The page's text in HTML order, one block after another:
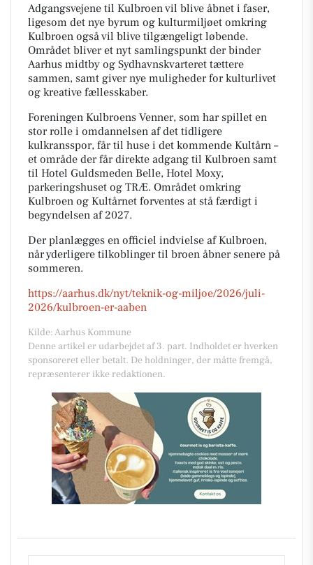
Adgangsvejene til Kulbroen vil blive åbnet i faser,
ligesom det nye byrum og kulturmiljøet omkring
Kulbroen også vil blive tilgængeligt løbende.
Området bliver et nyt samlingspunkt der binder
Aarhus midtby og Sydhavnskvarteret tættere
sammen, samt giver nye muligheder for kulturlivet
og kreative fællesskaber.
Foreningen Kulbroens Venner, som har spillet en
stor rolle i omdannelsen af det tidligere
kulkransspor, får til huse i det kommende Kultårn –
et område der får direkte adgang til Kulbroen samt
til Hotel Guldsmeden Belle, Hotel Moxy,
parkeringshuset og TRÆ. Området omkring
Kulbroen og Kultårnet forventes at stå færdigt i
begyndelsen af 2027.
Der planlægges en officiel indvielse af Kulbroen,
når yderligere tilkoblinger til broen åbner senere på
sommeren.
https://aarhus.dk/nyt/teknik-og-miljoe/2026/juli-
2026/kulbroen-er-aaben
Kilde: Aarhus Kommune
Denne artikel er udarbejdet af 3. part. Indholdet er hverken
sponsoreret eller betalt. De holdninger, der måtte fremgå,
repræsenterer ikke redaktionen.